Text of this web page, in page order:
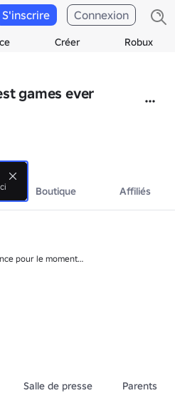
Créer Robux
S'inscrire Connexion
games ever
Boutique Affiliés
pour le moment…
Salle de presse
Parents